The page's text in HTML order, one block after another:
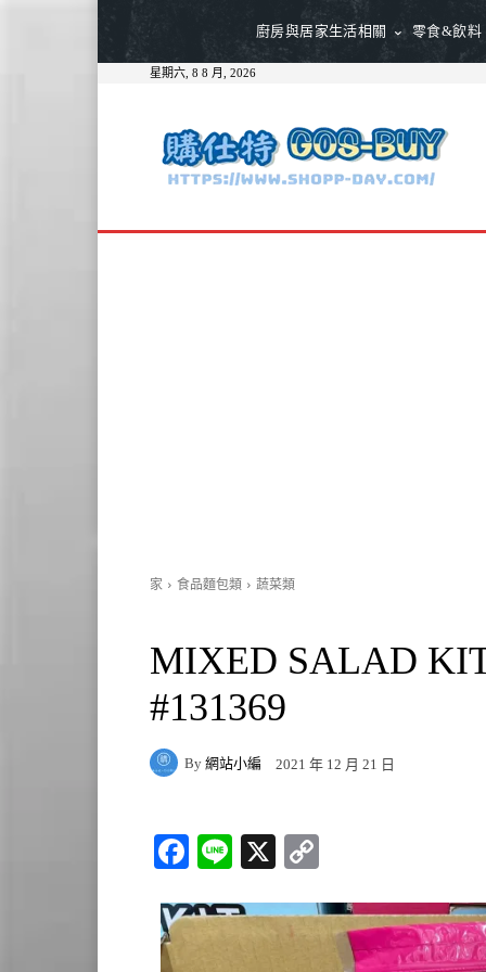
廚房與居家生活相關 零食&飲料
星期六, 8 8 月, 2026
家 食品麵包類 蔬菜類
MIXED SALAD
#131369
By 網站小編 2021 年 12 月 21 日
Fa
bo
Li
X
y
Li